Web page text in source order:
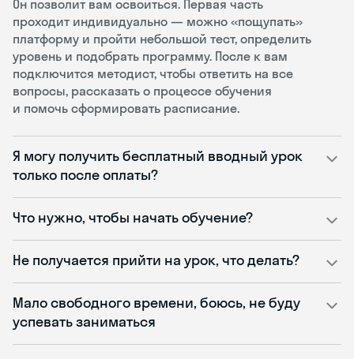
Он позволит вам освоиться. Первая часть
проходит индивидуально — можно «пощупать»
платформу и пройти небольшой тест, определить
уровень и подобрать программу. После к вам
подключится методист, чтобы ответить на все
вопросы, рассказать о процессе обучения
и помочь сформировать расписание.
Я могу получить бесплатный вводный урок
только после оплаты?
Что нужно, чтобы начать обучение?
Не получается прийти на урок, что делать?
Мало свободного времени, боюсь, не буду
успевать заниматься